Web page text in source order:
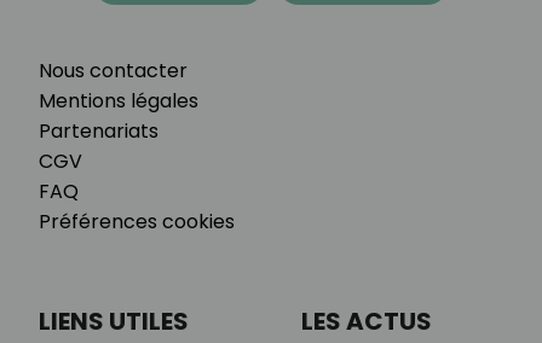
Nous contacter
Mentions légales
Partenariats
CGV
FAQ
Préférences cookies
LIENS UTILES LES ACTUS